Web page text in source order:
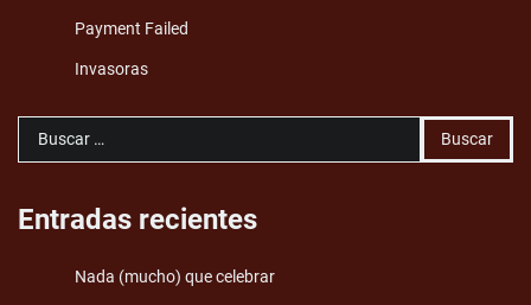
Payment Failed
Invasoras
Buscar:
Entradas recientes
Nada (mucho) que celebrar